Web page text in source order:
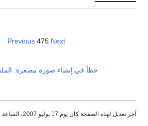
Previous 475 Next
خطأ في إنشاء صورة مصغرة:
آخر تعديل لهذه الصفحة كان يوم 17 يوليو 2007، الساعة 15:07.